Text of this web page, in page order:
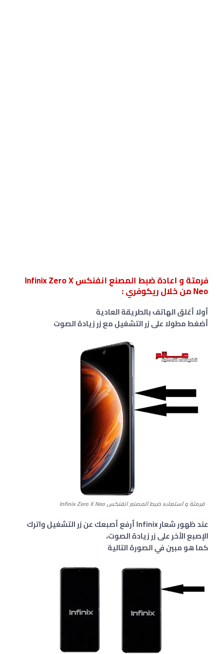
فرمتة و اعادة ضبط المصنع انفنكس Infinix Zero X
Neo من خلال ريكوفري :
أولا أغلق الهاتف بالطريقة العادية
أضغط مطولا على زر التشغيل مع زر زيادة الصوت
فرمتة و ﺍﺳﺘﻌﺎﺩﺓ ﺿﺒﻂ ﺍﻟﻤﺼﻨﻊ انفنكس Infinix Zero X Neo
عند ظهور شعار Infinix أرفع أصبعك عن زر التشغيل واترك
الإصبع الأخر على زر زيادة الصوت،
كما هو مبين في الصورة التالية